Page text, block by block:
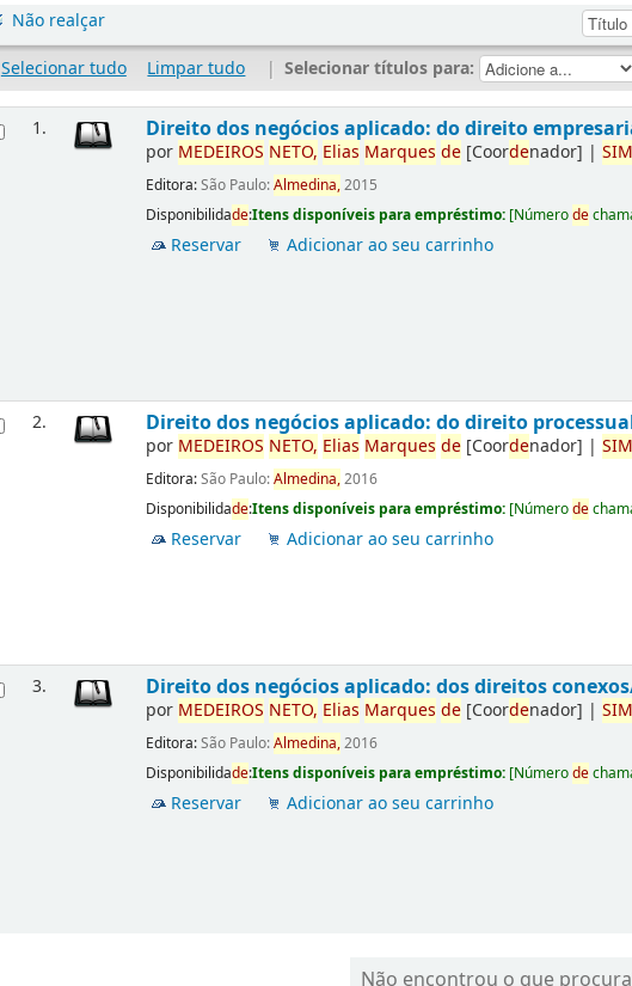
Não realçar
Selecionar tudo
Limpar tudo | Selecionar títulos para:
1. Direito dos negócios aplicado: do direito
por MEDEIROS NETO, Elias Marques de [Coordenador] |
Editora:São Paulo:Almedina,2015
Disponibilidade:Itens disponíveis para empréstimo: [Númerode
Reservar Adicionar ao seu carrinho
2. Direito dos negócios aplicado: do direito
por MEDEIROS NETO, Elias Marques de [Coordenador] |
Editora:São Paulo:Almedina,2016
Disponibilidade:Itens disponíveis para empréstimo: [Númerode
Reservar Adicionar ao seu carrinho
3. Direito dos negócios aplicado: dos direitos
por MEDEIROS NETO, Elias Marques de [Coordenador] |
Editora:São Paulo:Almedina,2016
Disponibilidade:Itens disponíveis para empréstimo: [Númerode
Reservar Adicionar ao seu carrinho